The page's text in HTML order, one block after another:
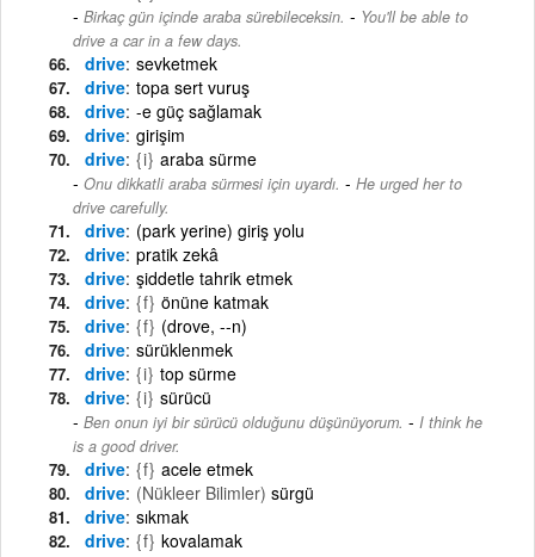
Birkaç gün içinde araba sürebileceksin. - You'll be able to
drive a car in a few days.
drive sevketmek
drive topa sert vuruş
drive -e güç sağlamak
drive girişim
drive {i} araba sürme
Onu dikkatli araba sürmesi için uyardı. - He urged her to
drive carefully.
drive (park yerine) giriş yolu
drive pratik zekâ
drive şiddetle tahrik etmek
drive {f} önüne katmak
drive {f} (drove, --n)
drive sürüklenmek
drive {i} top sürme
drive {i} sürücü
Ben onun iyi bir sürücü olduğunu düşünüyorum. - I think he
is a good driver.
drive {f} acele etmek
drive (Nükleer Bilimler) sürgü
drive sıkmak
drive {f} kovalamak